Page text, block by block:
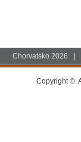
Chorvatsko 2026
Copyright ©.